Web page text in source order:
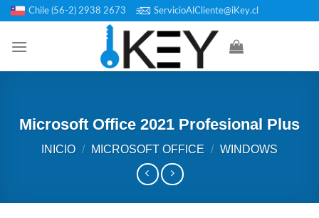
Saltar
contenido
Chile (56-2) 2938 2673 ServicioAlCliente@iKey.cl
Microsoft Office 2021 Profesional Plus
INICIO / MICROSOFT OFFICE / WINDOWS